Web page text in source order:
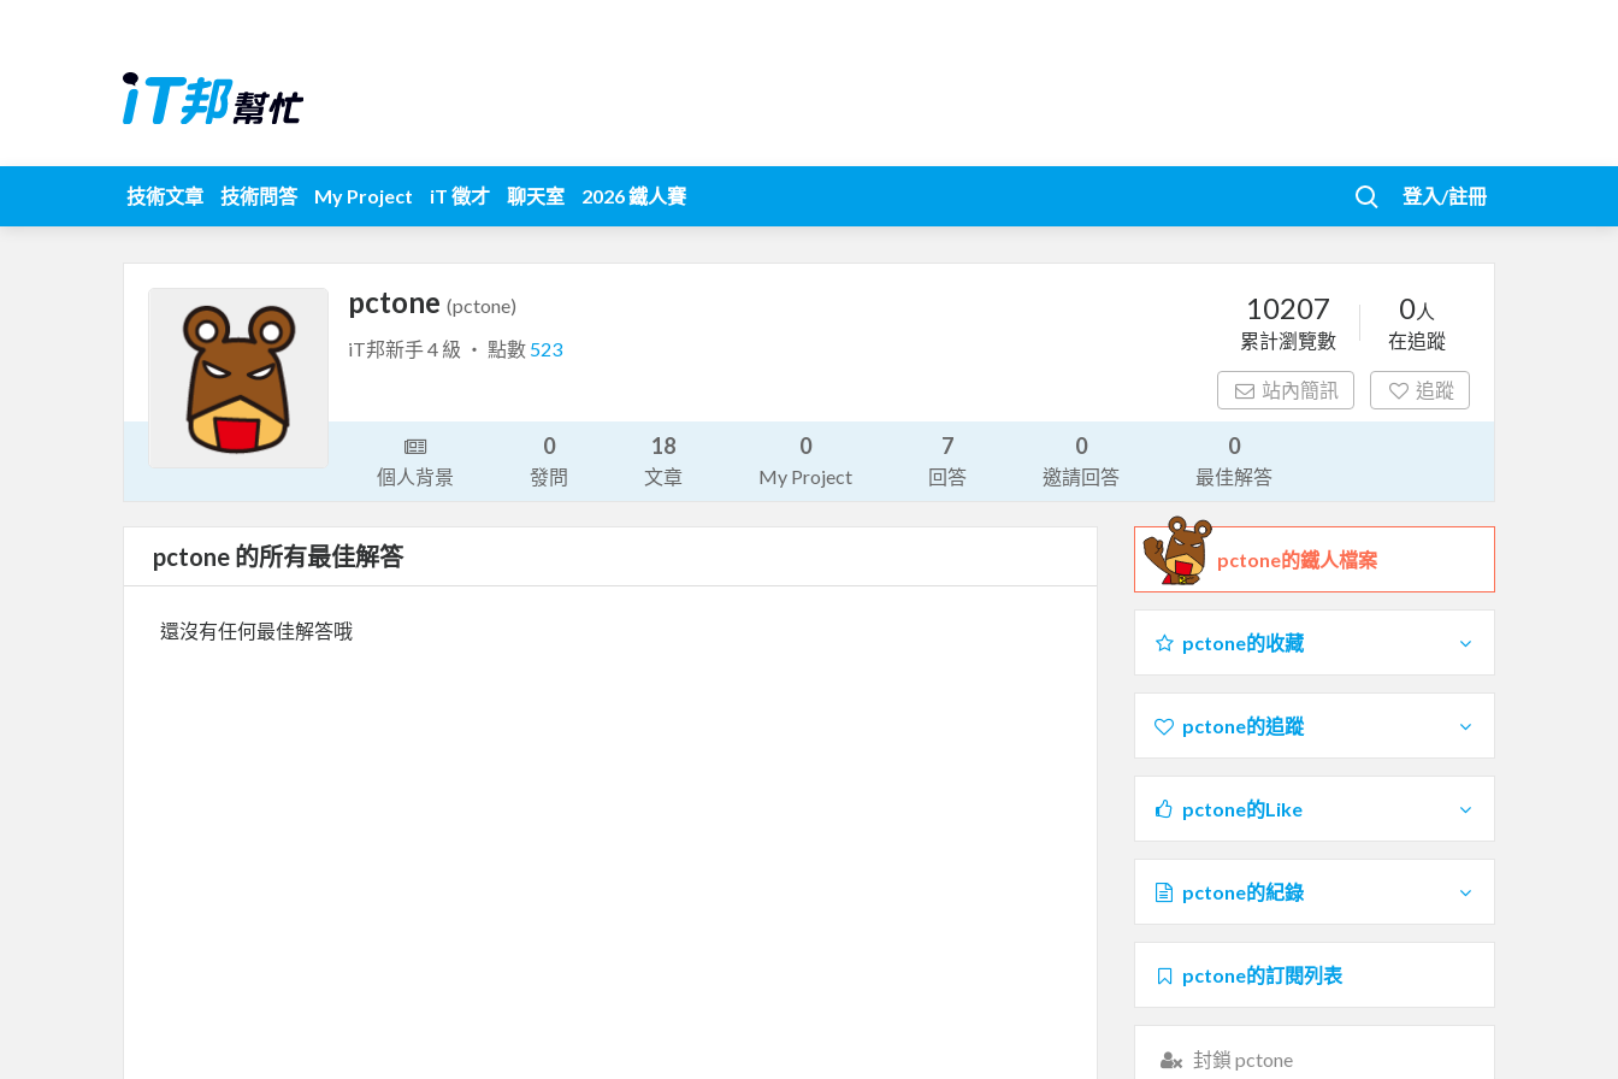
技術文章 技術問答 My Project iT 徵才 聊天室 2026 鐵人賽 登入/註冊
pctone (pctone)
iT邦新手 4 級 ‧ 點數 523
10207
累計瀏覽數
0人
在追蹤
站內簡訊 追蹤
個人背景
0
發問
18
文章
0
My Project
7
回答
0
邀請回答
0
最佳解答
pctone 的所有最佳解答
還沒有任何最佳解答哦
pctone的鐵人檔案
pctone的收藏
pctone的追蹤
pctone的Like
pctone的紀錄
pctone的訂閱列表
封鎖 pctone